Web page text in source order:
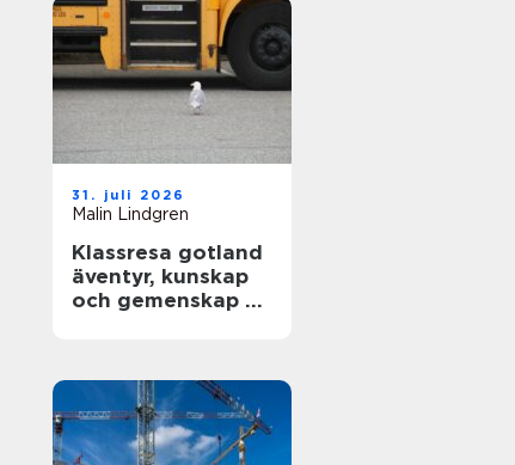
31. juli 2026
Malin Lindgren
Klassresa gotland
äventyr, kunskap
och gemenskap på